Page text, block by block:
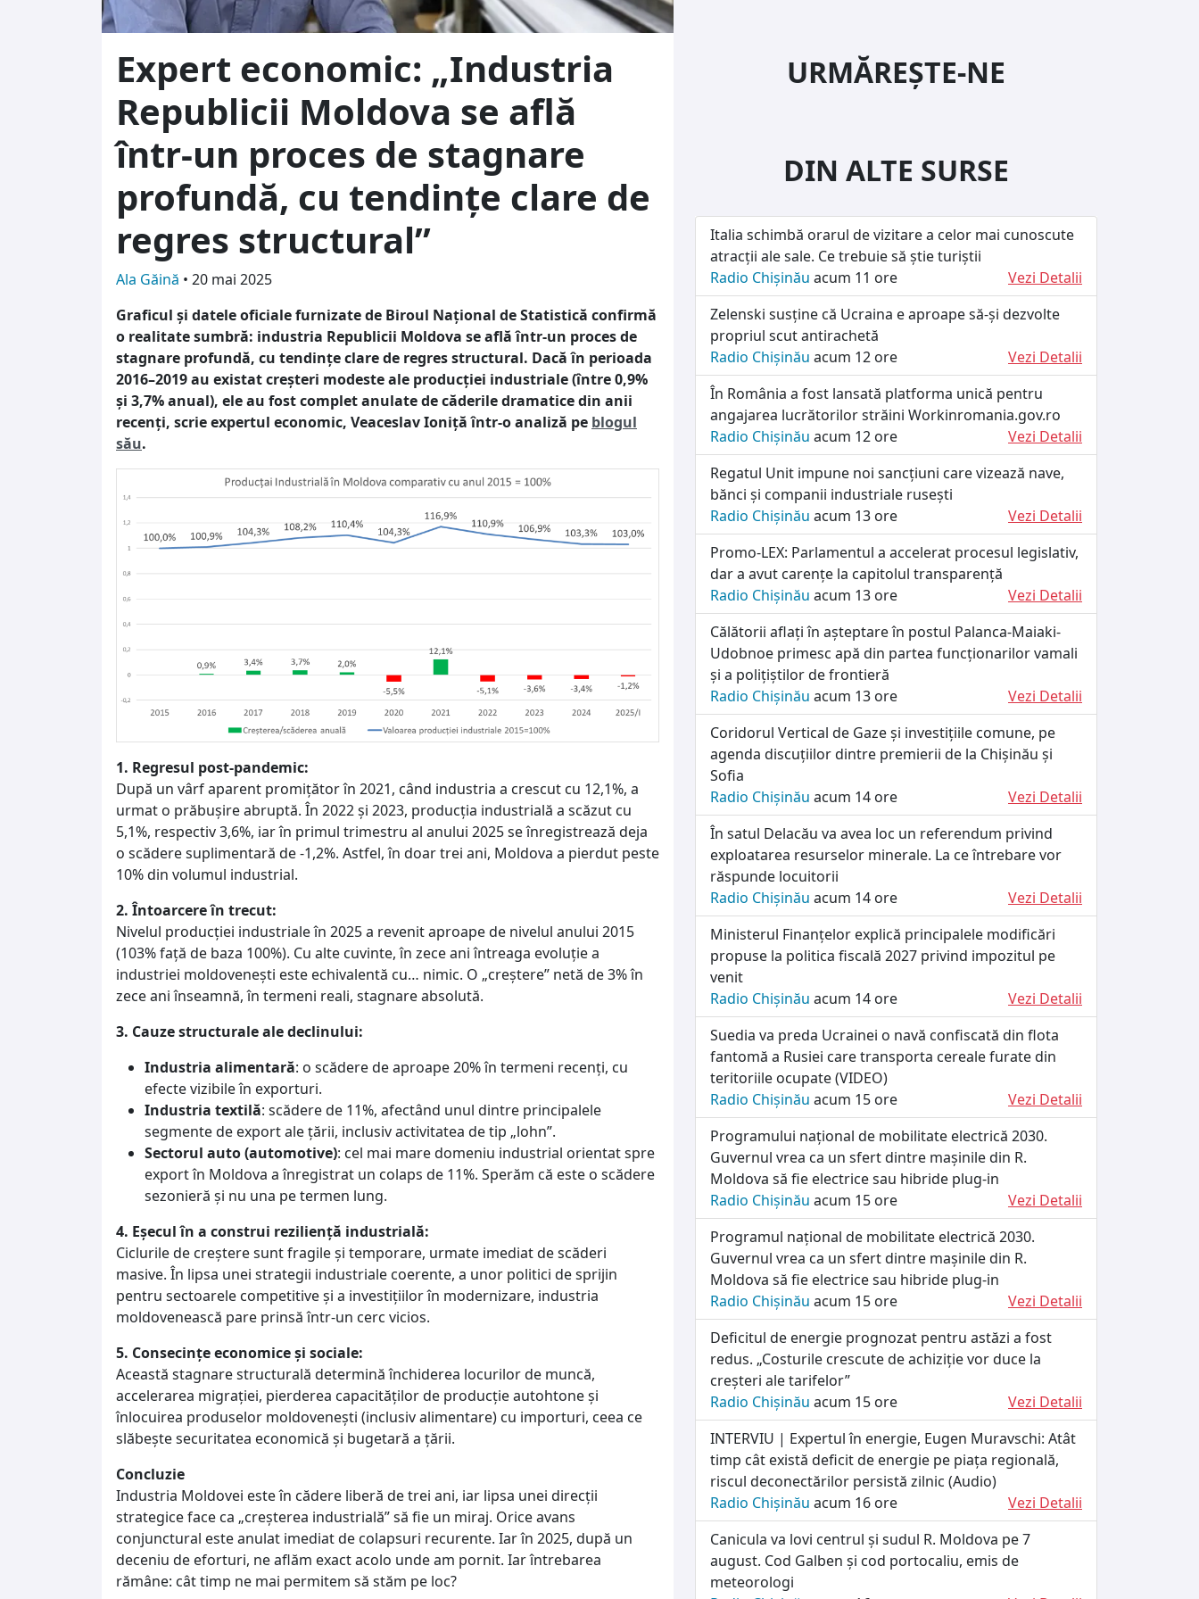
Expert economic: „Industria
Republicii Moldova se află
într-un proces de stagnare
profundă, cu tendințe clare de
regres structural”
Ala Găină • 20 mai 2025
Graficul și datele oficiale furnizate de Biroul Național de Statistică confirmă
o realitate sumbră: industria Republicii Moldova se află într-un proces de
stagnare profundă, cu tendințe clare de regres structural. Dacă în perioada
2016–2019 au existat creșteri modeste ale producției industriale (între 0,9%
și 3,7% anual), ele au fost complet anulate de căderile dramatice din anii
recenți, scrie expertul economic, Veaceslav Ioniță într-o analiză pe blogul
său.
1. Regresul post-pandemic:
După un vârf aparent promițător în 2021, când industria a crescut cu 12,1%, a
urmat o prăbușire abruptă. În 2022 și 2023, producția industrială a scăzut cu
5,1%, respectiv 3,6%, iar în primul trimestru al anului 2025 se înregistrează deja
o scădere suplimentară de -1,2%. Astfel, în doar trei ani, Moldova a pierdut peste
10% din volumul industrial.
2. Întoarcere în trecut:
Nivelul producției industriale în 2025 a revenit aproape de nivelul anului 2015
(103% față de baza 100%). Cu alte cuvinte, în zece ani întreaga evoluție a
industriei moldovenești este echivalentă cu… nimic. O „creștere” netă de 3% în
zece ani înseamnă, în termeni reali, stagnare absolută.
3. Cauze structurale ale declinului:
Industria alimentară: o scădere de aproape 20% în termeni recenți, cu
efecte vizibile în exporturi.
Industria textilă: scădere de 11%, afectând unul dintre principalele
segmente de export ale țării, inclusiv activitatea de tip „lohn”.
Sectorul auto (automotive): cel mai mare domeniu industrial orientat spre
export în Moldova a înregistrat un colaps de 11%. Sperăm că este o scădere
sezonieră și nu una pe termen lung.
4. Eșecul în a construi reziliență industrială:
Ciclurile de creștere sunt fragile și temporare, urmate imediat de scăderi
masive. În lipsa unei strategii industriale coerente, a unor politici de sprijin
pentru sectoarele competitive și a investițiilor în modernizare, industria
moldovenească pare prinsă într-un cerc vicios.
5. Consecințe economice și sociale:
Această stagnare structurală determină închiderea locurilor de muncă,
accelerarea migrației, pierderea capacităților de producție autohtone și
înlocuirea produselor moldovenești (inclusiv alimentare) cu importuri, ceea ce
slăbește securitatea economică și bugetară a țării.
Concluzie
Industria Moldovei este în cădere liberă de trei ani, iar lipsa unei direcții
strategice face ca „creșterea industrială” să fie un miraj. Orice avans
conjunctural este anulat imediat de colapsuri recurente. Iar în 2025, după un
deceniu de eforturi, ne aflăm exact acolo unde am pornit. Iar întrebarea
rămâne: cât timp ne mai permitem să stăm pe loc?
URMĂREȘTE-NE
DIN ALTE SURSE
Italia schimbă orarul de vizitare a celor mai cunoscute
atracții ale sale. Ce trebuie să știe turiștii
Radio Chișinău acum 11 ore
Vezi Detalii
Zelenski susține că Ucraina e aproape să-și dezvolte
propriul scut antirachetă
Radio Chișinău acum 12 ore
Vezi Detalii
În România a fost lansată platforma unică pentru
angajarea lucrătorilor străini Workinromania.gov.ro
Radio Chișinău acum 12 ore
Vezi Detalii
Regatul Unit impune noi sancțiuni care vizează nave,
bănci și companii industriale rusești
Radio Chișinău acum 13 ore
Vezi Detalii
Promo-LEX: Parlamentul a accelerat procesul legislativ,
dar a avut carențe la capitolul transparență
Radio Chișinău acum 13 ore
Vezi Detalii
Călătorii aflați în așteptare în postul Palanca-Maiaki-
Udobnoe primesc apă din partea funcționarilor vamali
și a polițiștilor de frontieră
Radio Chișinău acum 13 ore
Vezi Detalii
Coridorul Vertical de Gaze și investițiile comune, pe
agenda discuțiilor dintre premierii de la Chișinău și
Sofia
Radio Chișinău acum 14 ore
Vezi Detalii
În satul Delacău va avea loc un referendum privind
exploatarea resurselor minerale. La ce întrebare vor
răspunde locuitorii
Radio Chișinău acum 14 ore
Vezi Detalii
Ministerul Finanțelor explică principalele modificări
propuse la politica fiscală 2027 privind impozitul pe
venit
Radio Chișinău acum 14 ore
Vezi Detalii
Suedia va preda Ucrainei o navă confiscată din flota
fantomă a Rusiei care transporta cereale furate din
teritoriile ocupate (VIDEO)
Radio Chișinău acum 15 ore
Vezi Detalii
Programului național de mobilitate electrică 2030.
Guvernul vrea ca un sfert dintre mașinile din R.
Moldova să fie electrice sau hibride plug-in
Radio Chișinău acum 15 ore
Vezi Detalii
Programul național de mobilitate electrică 2030.
Guvernul vrea ca un sfert dintre mașinile din R.
Moldova să fie electrice sau hibride plug-in
Radio Chișinău acum 15 ore
Vezi Detalii
Deficitul de energie prognozat pentru astăzi a fost
redus. „Costurile crescute de achiziție vor duce la
creșteri ale tarifelor”
Radio Chișinău acum 15 ore
Vezi Detalii
INTERVIU | Expertul în energie, Eugen Muravschi: Atât
timp cât există deficit de energie pe piața regională,
riscul deconectărilor persistă zilnic (Audio)
Radio Chișinău acum 16 ore
Vezi Detalii
Canicula va lovi centrul și sudul R. Moldova pe 7
august. Cod Galben și cod portocaliu, emis de
meteorologi